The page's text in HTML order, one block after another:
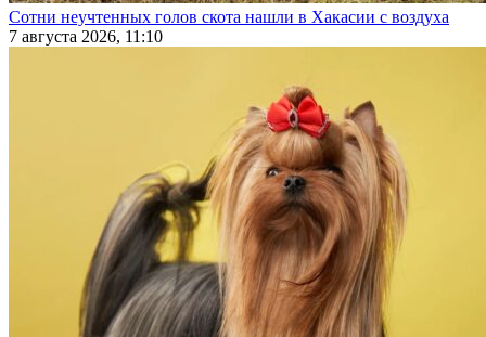
Сотни неучтенных голов скота нашли в Хакасии с воздуха
7 августа 2026, 11:10